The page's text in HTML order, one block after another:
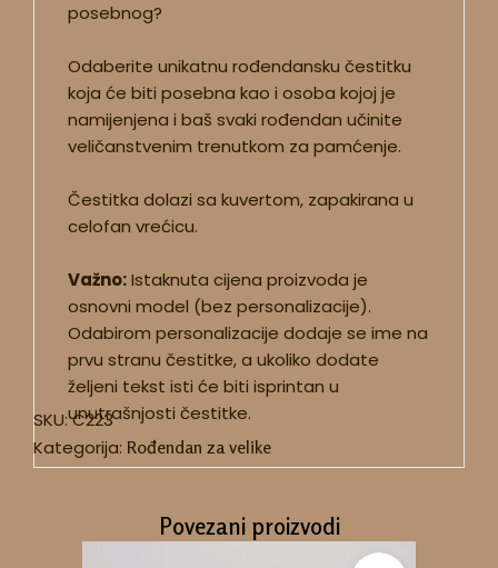
posebnog?
Odaberite unikatnu rođendansku čestitku
koja će biti posebna kao i osoba kojoj je
namijenjena i baš svaki rođendan učinite
veličanstvenim trenutkom za pamćenje.
Čestitka dolazi sa kuvertom, zapakirana u
celofan vrećicu.
Važno:Istaknuta cijena proizvoda je
osnovni model (bez personalizacije).
Odabirom personalizacije dodaje se ime na
prvu stranu čestitke, a ukoliko dodate
željeni tekst isti će biti isprintan u
unutrašnjosti čestitke.
SKU:C223
Kategorija: Rođendan za velike
Povezani proizvodi